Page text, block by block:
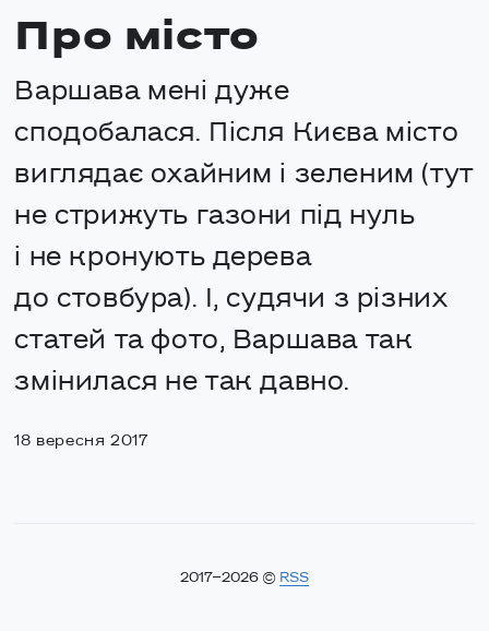
Про місто
Варшава мені дуже
сподобалася. Після Києва місто
виглядає охайним і зеленим (тут
не стрижуть газони під нуль
і не кронують дерева
до стовбура). І, судячи з різних
статей та фото, Варшава так
змінилася не так давно.
18 вересня 2017
2017–2026 © RSS